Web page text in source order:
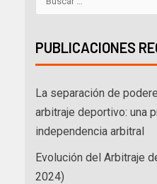
PUBLICACIONES
La separación de
arbitraje deportivo: una
independencia arbitral
Evolución del Arbitraje
2024)